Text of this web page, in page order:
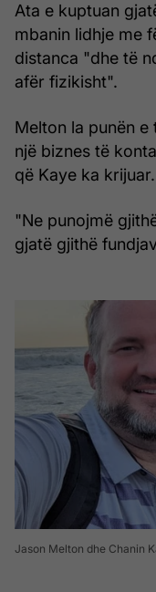
Ata e kuptuan
mbanin lidhje me
distanca "dhe të
afër fizikisht".
Melton la punën
një biznes të
që Kaye ka krijuar.
"Ne punojmë
gjatë gjithë
Jason Melton dhe Chanin